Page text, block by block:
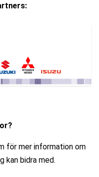
för mer information om
kan bidra med.